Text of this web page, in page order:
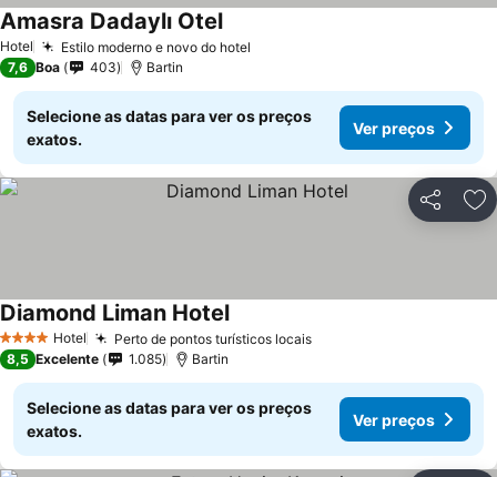
Hotel Estilo moderno e novo do hotel
Amasra Dadaylı Otel
7,6 Boa 403 Bartin
Selecione as datas para ver os preços
exatos.
Ver preços
Partilhar
4 EstrelasHotel Perto de pontos turísticos locais
Diamond Liman Hotel
8,5 Excelente 1.085 Bartin
Selecione as datas para ver os preços
exatos.
Ver preços